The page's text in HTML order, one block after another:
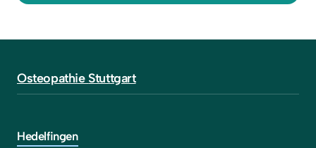
Osteopathie Stuttgart
Hedelfingen